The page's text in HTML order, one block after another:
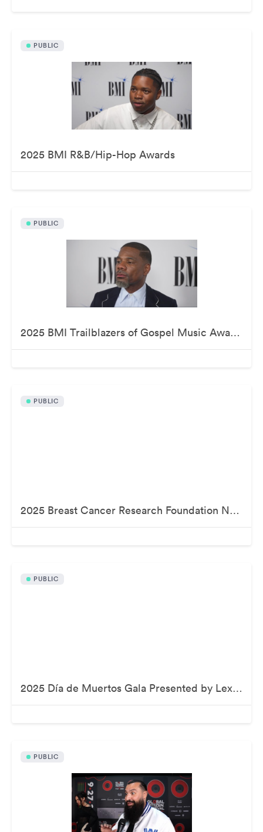
PUBLIC
2025 BMI R&B/Hip-Hop Awards
PUBLIC
2025 BMI Trailblazers of Gospel Music Awards
PUBLIC
2025 Breast Cancer Research Foundation New York Symposium & Awards Luncheon
PUBLIC
2025 Día de Muertos Gala Presented by Lexus, Tequila Don Julio, Nike, DNERO, Calamigos Ranch and Maremoto
PUBLIC